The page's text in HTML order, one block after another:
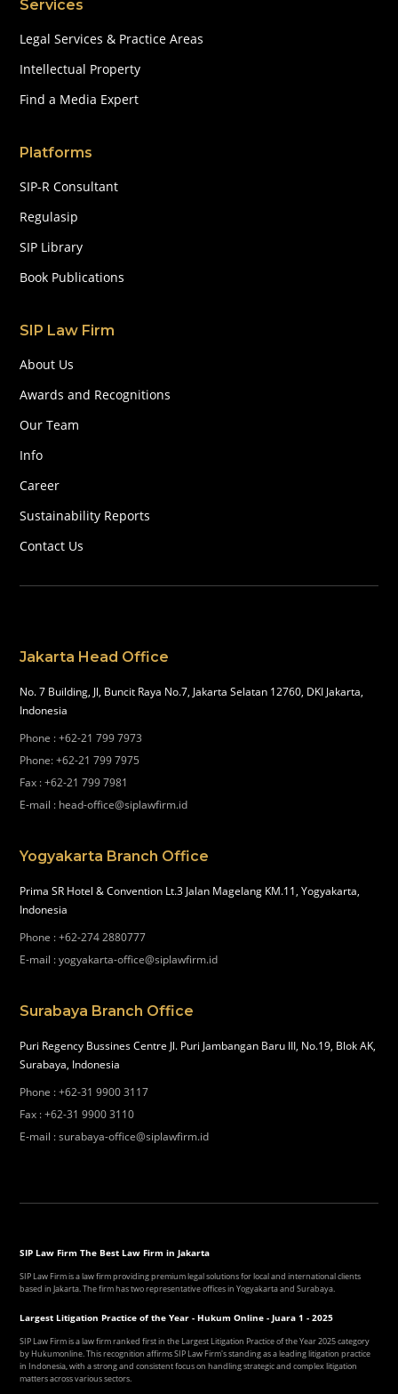
Services
Legal Services & Practice Areas
Intellectual Property
Find a Media Expert
Platforms
SIP-R Consultant
Regulasip
SIP Library
Book Publications
SIP Law Firm
About Us
Awards and Recognitions
Our Team
Info
Career
Sustainability Reports
Contact Us
Jakarta Head Office
No. 7 Building, Jl, Buncit Raya No.7, Jakarta Selatan 12760, DKI Jakarta,
Indonesia
Phone :+62-21 799 7973
Phone:+62-21 799 7975
Fax :+62-21 799 7981
E-mail : head-office@siplawfirm.id
Yogyakarta Branch Office
Prima SR Hotel & Convention Lt.3 Jalan Magelang KM.11, Yogyakarta,
Indonesia
Phone :+62-274 2880777
E-mail :yogyakarta-office@siplawfirm.id
Surabaya Branch Office
Puri Regency Bussines Centre Jl. Puri Jambangan Baru III, No.19, Blok AK,
Surabaya, Indonesia
Phone :+62-31 9900 3117
Fax :+62-31 9900 3110
E-mail :surabaya-office@siplawfirm.id
SIP Law Firm The Best Law Firm in Jakarta
SIP Law Firm is a law firm providing premium legal solutions for local and international clients
based in Jakarta. The firm has two representative offices in Yogyakarta and Surabaya.
Largest Litigation Practice of the Year - Hukum Online - Juara 1 - 2025
SIP Law Firm is a law firm ranked first in the Largest Litigation Practice of the Year 2025 category
by Hukumonline. This recognition affirms SIP Law Firm's standing as a leading litigation practice
in Indonesia, with a strong and consistent focus on handling strategic and complex litigation
matters across various sectors.